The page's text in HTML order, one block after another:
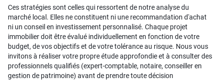
Ces stratégies sont celles qui ressortent de notre analyse du
marché local. Elles ne constituent ni une recommandation d'achat
ni un conseil en investissement personnalisé. Chaque projet
immobilier doit être évalué individuellement en fonction de votre
budget, de vos objectifs et de votre tolérance au risque. Nous vous
invitons à réaliser votre propre étude approfondie et à consulter des
professionnels qualifiés (expert-comptable, notaire, conseiller en
gestion de patrimoine) avant de prendre toute décision